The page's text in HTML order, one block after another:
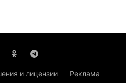
и лицензии
Реклама